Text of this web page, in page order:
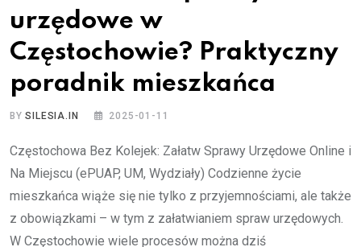
urzędowe w
Częstochowie? Praktyczny
poradnik mieszkańca
BYSILESIA.IN 2025-01-11
Częstochowa Bez Kolejek: Załatw Sprawy Urzędowe Online i
Na Miejscu (ePUAP, UM, Wydziały) Codzienne życie
mieszkańca wiąże się nie tylko z przyjemnościami, ale także
z obowiązkami – w tym z załatwianiem spraw urzędowych.
W Częstochowie wiele procesów można dziś